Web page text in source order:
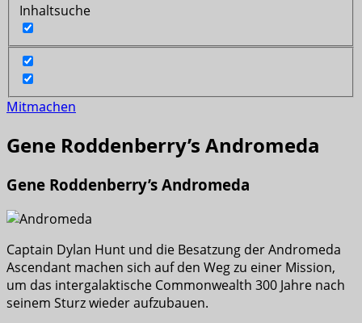
Inhaltsuche
Mitmachen
Gene Roddenberry’s Andromeda
Gene Roddenberry’s Andromeda
Captain Dylan Hunt und die Besatzung der Andromeda
Ascendant machen sich auf den Weg zu einer Mission,
um das intergalaktische Commonwealth 300 Jahre nach
seinem Sturz wieder aufzubauen.